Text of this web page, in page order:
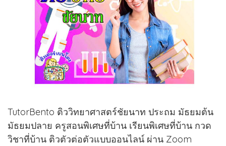
TutorBento ติววิทยาศาสตร์ชัยนาท ประถม มัธยมต้น
มัธยมปลาย ครูสอนพิเศษที่บ้าน เรียนพิเศษที่บ้าน กวด
วิชาที่บ้าน ติวตัวต่อตัวแบบออนไลน์ ผ่าน Zoom